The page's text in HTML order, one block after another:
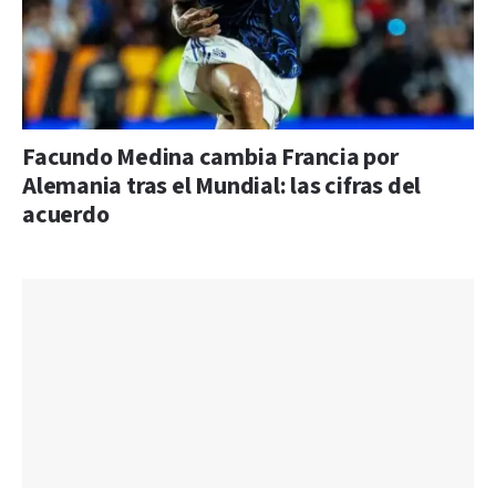
Facundo Medina cambia Francia por
Alemania tras el Mundial: las cifras del
acuerdo